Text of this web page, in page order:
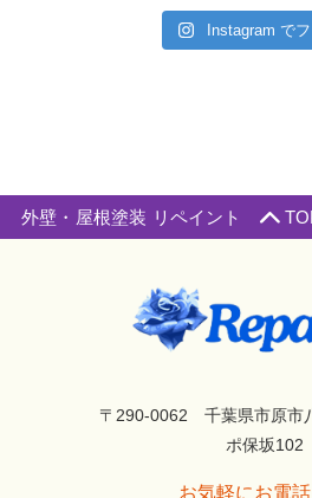
Instagram で
外壁・屋根塗装 リペイント
〒290-0062 千葉県市原
ポ保坂102
お気軽にお電話